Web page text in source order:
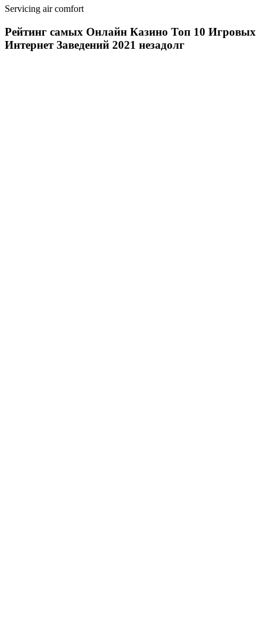
Servicing air comfort
Рейтинг самых Онлайн Казино Топ 10 Игровых
Интернет Заведений 2021 незадолг